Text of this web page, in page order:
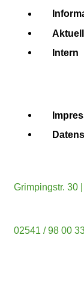
Intern
Grimpingstr. 30
02541 / 98 00